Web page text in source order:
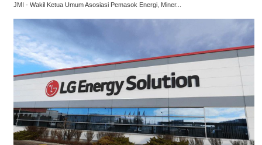
JMI - Wakil Ketua Umum Asosiasi Pemasok Energi, Miner...